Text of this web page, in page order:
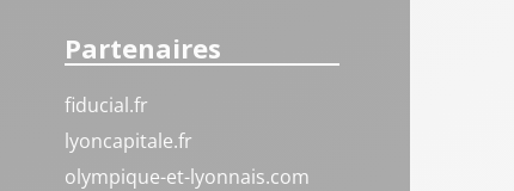
Partenaires
fiducial.fr
lyoncapitale.fr
olympique-et-lyonnais.com